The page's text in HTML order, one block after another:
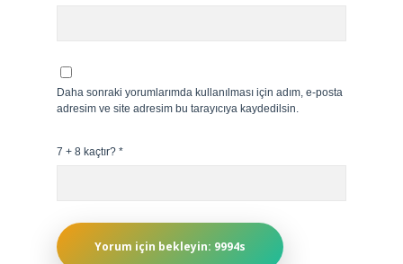
Daha sonraki yorumlarımda kullanılması için adım, e-posta
adresim ve site adresim bu tarayıcıya kaydedilsin.
7 + 8 kaçtır? *